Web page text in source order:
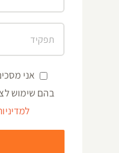
אני
בהם שימוש